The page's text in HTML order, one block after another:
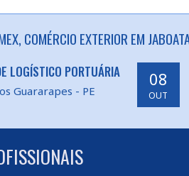
COMÉRCIO EXTERIOR EM
LOGÍSTICO PORTUÁRIA
Guararapes - PE
08
OUT